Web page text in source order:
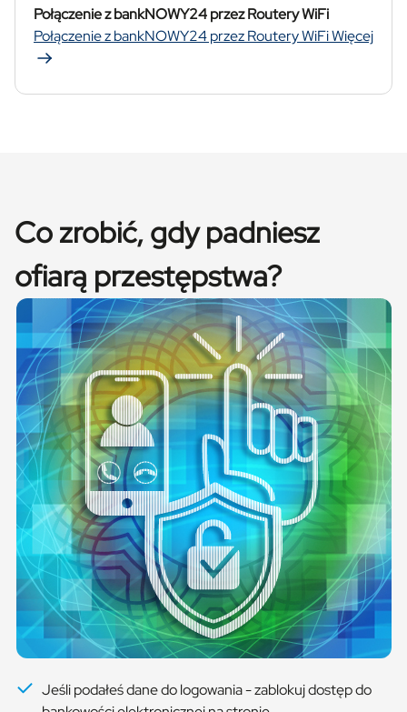
Połączenie z bankNOWY24 przez Routery WiFi
Połączenie z bankNOWY24 przez Routery WiFiWięcej
Co zrobić, gdy padniesz
ofiarą przestępstwa?
Jeśli podałeś dane do logowania - zablokuj dostęp do